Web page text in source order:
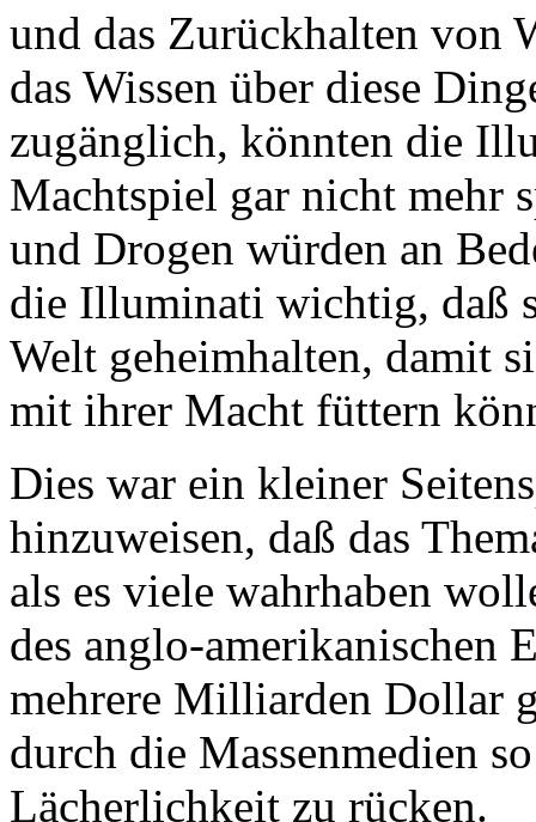
und das Zurückhalten von
das Wissen über diese
zugänglich, könnten die
Machtspiel gar nicht mehr
und Drogen würden an
die Illuminati wichtig, daß
Welt geheimhalten, damit
mit ihrer Macht füttern
Dies war ein kleiner
hinzuweisen, daß das
als es viele wahrhaben
des anglo-amerikanischen
mehrere Milliarden Dollar
durch die Massenmedien
Lächerlichkeit zu rücken.